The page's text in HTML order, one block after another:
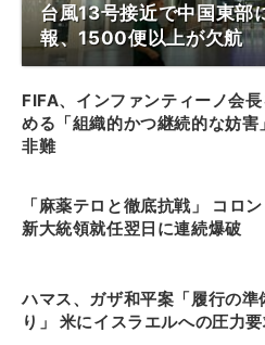
台風13号接近で中国東部
報、1500便以上が欠航
FIFA、インファンティーノ会長
める「組織的かつ継続的な妨害
非難
「麻薬テロと徹底抗戦」 コロ
新大統領就任翌日に連続爆破
ハマス、ガザ和平案「履行の準
り」 米にイスラエルへの圧力